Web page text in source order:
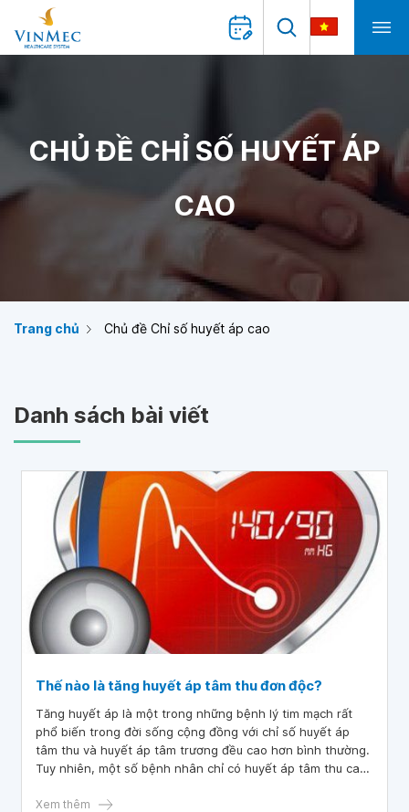
CHỦ ĐỀ CHỈ SỐ HUYẾT ÁP
CAO
Trang chủ Chủ đề Chỉ số huyết áp cao
Danh sách bài viết
Thế nào là tăng huyết áp tâm thu đơn độc?
Tăng huyết áp là một trong những bệnh lý tim mạch rất
phổ biến trong đời sống cộng đồng với chỉ số huyết áp
tâm thu và huyết áp tâm trương đều cao hơn bình thường.
Tuy nhiên, một số bệnh nhân chỉ có huyết áp tâm thu cao
Xem thêm